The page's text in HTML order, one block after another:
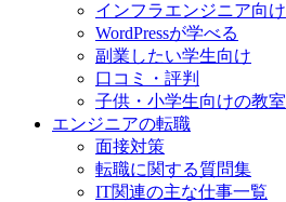
インフラエンジニア向け
WordPressが学べる
副業したい学生向け
口コミ・評判
子供・小学生向けの教室
エンジニアの転職
面接対策
転職に関する質問集
IT関連の主な仕事一覧